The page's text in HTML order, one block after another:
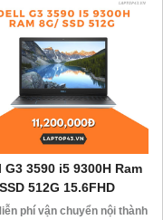
G3 3590 i5 9300H Ram
512G 15.6FHD
phí vận chuyển nội thành